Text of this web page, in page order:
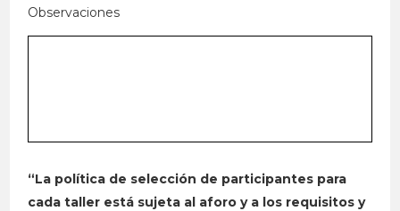
Observaciones
“La política de selección de participantes para
cada taller está sujeta al aforo y a los requisitos y